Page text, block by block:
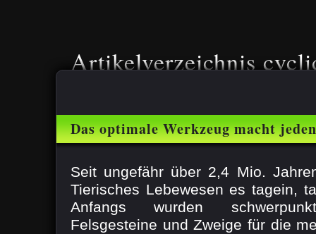
Artikelverzeichnis
Das optimale Werkzeug macht
Seit ungefähr über 2,4 Mio.
Tierisches Lebewesen es tagein,
Anfangs wurden
Felsgesteine und Zweige für die